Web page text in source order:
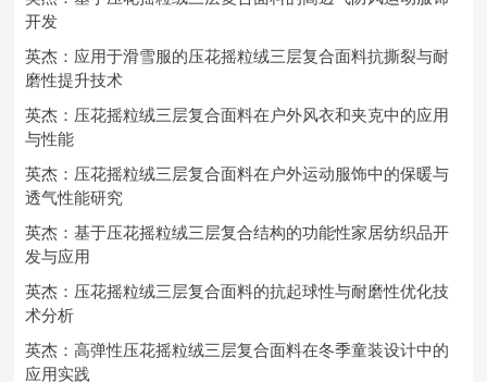
开发
英杰：应用于滑雪服的压花摇粒绒三层复合面料抗撕裂与耐
磨性提升技术
英杰：压花摇粒绒三层复合面料在户外风衣和夹克中的应用
与性能
英杰：压花摇粒绒三层复合面料在户外运动服饰中的保暖与
透气性能研究
英杰：基于压花摇粒绒三层复合结构的功能性家居纺织品开
发与应用
英杰：压花摇粒绒三层复合面料的抗起球性与耐磨性优化技
术分析
英杰：高弹性压花摇粒绒三层复合面料在冬季童装设计中的
应用实践